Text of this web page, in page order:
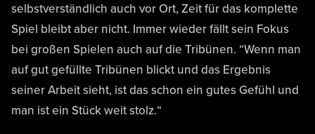
selbstverständlich auch vor Ort, Zeit für das komplette
Spiel bleibt aber nicht. Immer wieder fällt sein Fokus
bei großen Spielen auch auf die Tribünen. “Wenn man
auf gut gefüllte Tribünen blickt und das Ergebnis
seiner Arbeit sieht, ist das schon ein gutes Gefühl und
man ist ein Stück weit stolz.“